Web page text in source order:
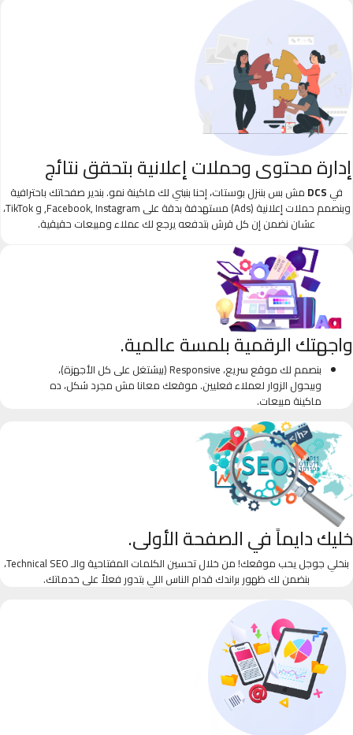
إدارة محتوى وحملات إعلانية بتحقق نتائج
في DCS مش بس بننزل بوستات، إحنا بنبني لك ماكينة نمو. بندير صفحاتك باحترافية
وبنصمم حملات إعلانية (Ads) مستهدفة بدقة على Facebook, Instagram, و TikTok،
عشان نضمن إن كل قرش بتدفعه يرجع لك عملاء ومبيعات حقيقية.
واجهتك الرقمية بلمسة عالمية.
بنصمم لك موقع سريع، Responsive (بيشتغل على كل الأجهزة)،
وبيحول الزوار لعملاء فعليين. موقعك معانا مش مجرد شكل، ده
ماكينة مبيعات.
خليك دايماً في الصفحة الأولى.
بنخلي جوجل يحب موقعك! من خلال تحسين الكلمات المفتاحية والـ Technical SEO،
بنضمن لك ظهور براندك قدام الناس اللي بتدور فعلاً على خدماتك.